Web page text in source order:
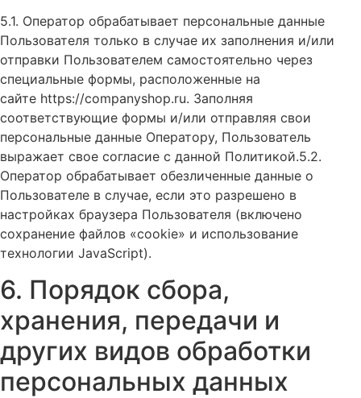
5.1. Оператор обрабатывает персональные данные
Пользователя только в случае их заполнения и/или
отправки Пользователем самостоятельно через
специальные формы, расположенные на
сайте https://companyshop.ru. Заполняя
соответствующие формы и/или отправляя свои
персональные данные Оператору, Пользователь
выражает свое согласие с данной Политикой.5.2.
Оператор обрабатывает обезличенные данные о
Пользователе в случае, если это разрешено в
настройках браузера Пользователя (включено
сохранение файлов «cookie» и использование
технологии JavaScript).
6. Порядок сбора,
хранения, передачи и
других видов обработки
персональных данных